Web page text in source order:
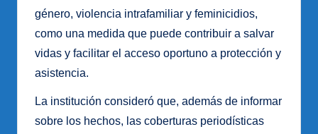
género, violencia intrafamiliar y feminicidios,
como una medida que puede contribuir a salvar
vidas y facilitar el acceso oportuno a protección y
asistencia.
La institución consideró que, además de informar
sobre los hechos, las coberturas periodísticas